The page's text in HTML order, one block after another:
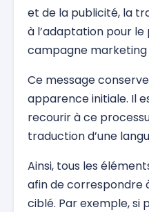
et de la publicité, la
à l’adaptation pour
campagne
Ce message
apparence initiale. Il
recourir à ce
traduction d’une
Ainsi, tous les
afin de correspondre
ciblé. Par exemple, si